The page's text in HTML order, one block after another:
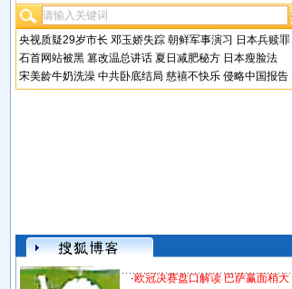
央视质疑29岁市长 邓玉娇失踪 朝鲜军事演习 日本兵赎罪
石首网站被黑 篡改温总讲话 夏日减肥秘方 日本瘦脸法
宋美龄牛奶洗澡 中共卧底结局 慈禧不快乐 侵略中国报告
·欧冠决赛盘口解读 巴萨赢面稍大